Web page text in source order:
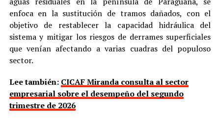
enfoca en la sustitución de tramos dañados, con el
objetivo de restablecer la capacidad hidráulica del
sistema y mitigar los riesgos de derrames superficiales
que venían afectando a varias cuadras del populoso
sector.
Lee también: CICAF Miranda consulta al sector
empresarial sobre el desempeño del segundo
trimestre de 2026